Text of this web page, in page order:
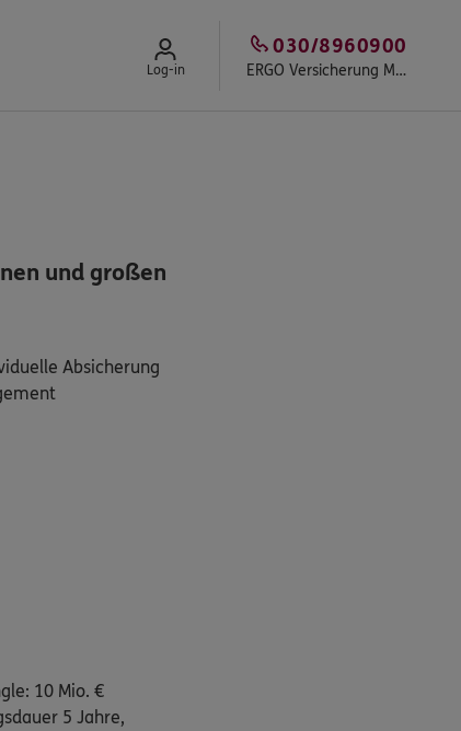
Log-in ERGO Versicherung MICHELI Assekuranz Kontor e.K.
030/8960900
und großen
Absicherung
10 Mio. €
5 Jahre,